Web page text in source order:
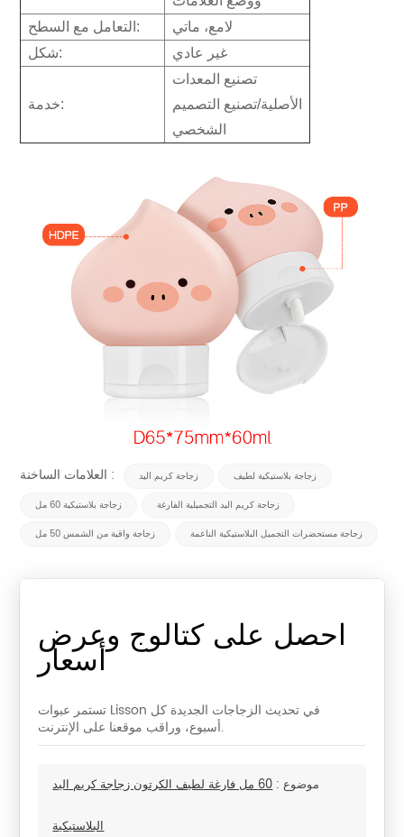
التعامل مع السطح:
لامع، ماتي
شكل:
غير عادي
خدمة:
تصنيع المعدات
الأصلية/تصنيع التصميم
الشخصي
العلامات الساخنة : زجاجة كريم اليد
زجاجة بلاستيكية لطيف
زجاجة بلاستيكية 60 مل
زجاجة كريم اليد التجميلية الفارغة
زجاجة واقية من الشمس 50 مل
زجاجة مستحضرات التجميل البلاستيكية الناعمة
احصل على كتالوج وعرض
أسعار
تستمر عبوات Lisson في تحديث الزجاجات الجديدة كل
أسبوع، وراقب موقعنا على الإنترنت.
موضوع : 60 مل فارغة لطيف الكرتون زجاجة كريم اليد
البلاستيكية